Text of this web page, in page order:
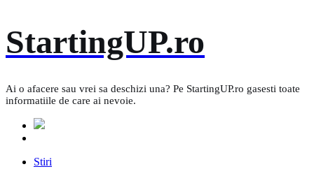
to
content
StartingUP.ro
Ai o afacere sau vrei sa deschizi una? Pe StartingUP.ro gasesti toate
informatiile de care ai nevoie.
Stiri